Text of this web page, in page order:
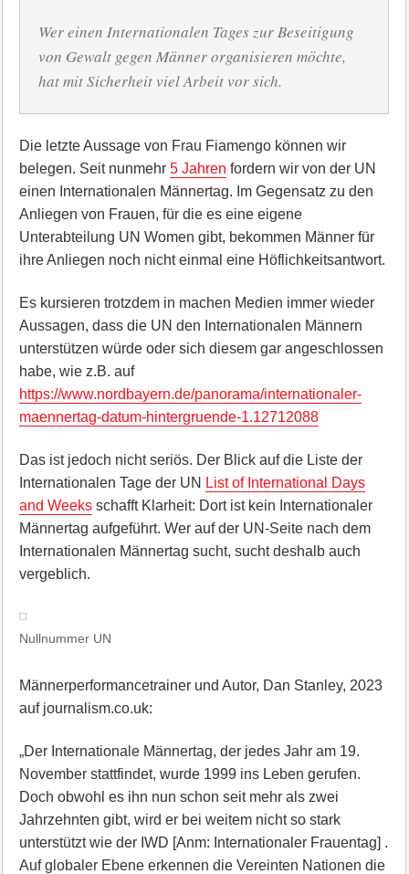
Wer einen Internationalen Tages zur Beseitigung
von Gewalt gegen Männer organisieren möchte,
hat mit Sicherheit viel Arbeit vor sich.
Die letzte Aussage von Frau Fiamengo können wir
belegen. Seit nunmehr 5 Jahren fordern wir von der UN
einen Internationalen Männertag. Im Gegensatz zu den
Anliegen von Frauen, für die es eine eigene
Unterabteilung UN Women gibt, bekommen Männer für
ihre Anliegen noch nicht einmal eine Höflichkeitsantwort.
Es kursieren trotzdem in machen Medien immer wieder
Aussagen, dass die UN den Internationalen Männern
unterstützen würde oder sich diesem gar angeschlossen
habe, wie z.B. auf
https://www.nordbayern.de/panorama/internationaler-
maennertag-datum-hintergruende-1.12712088
Das ist jedoch nicht seriös. Der Blick auf die Liste der
Internationalen Tage der UN List of International Days
and Weeksschafft Klarheit: Dort ist kein Internationaler
Männertag aufgeführt. Wer auf der UN-Seite nach dem
Internationalen Männertag sucht, sucht deshalb auch
vergeblich.
Nullnummer UN
Männerperformancetrainer und Autor, Dan Stanley, 2023
auf journalism.co.uk:
„Der Internationale Männertag, der jedes Jahr am 19.
November stattfindet, wurde 1999 ins Leben gerufen.
Doch obwohl es ihn nun schon seit mehr als zwei
Jahrzehnten gibt, wird er bei weitem nicht so stark
unterstützt wie der IWD [Anm: Internationaler Frauentag] .
Auf globaler Ebene erkennen die Vereinten Nationen die